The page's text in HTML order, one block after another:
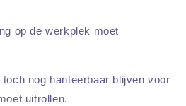
op de werkplek moet
nog hanteerbaar blijven voor
uitrollen.